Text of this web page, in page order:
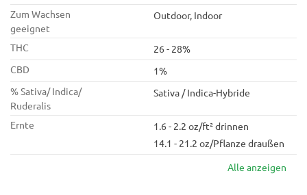
Zum Wachsen
geeignet
Outdoor, Indoor
THC
26 - 28%
CBD
1%
% Sativa/ Indica/
Ruderalis
Sativa / Indica-Hybride
Ernte
1.6 - 2.2 oz/ft² drinnen
14.1 - 21.2 oz/Pflanze draußen
Alle anzeigen